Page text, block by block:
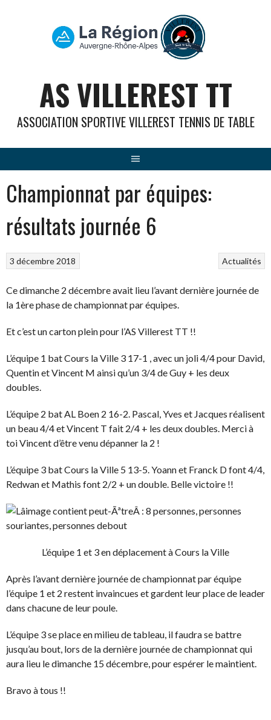
AS VILLEREST TT
ASSOCIATION SPORTIVE VILLEREST TENNIS DE TABLE
Championnat par équipes:
résultats journée 6
Actualités
3 décembre 2018
Ce dimanche 2 décembre avait lieu l’avant dernière journée de
la 1ère phase de championnat par équipes.
Et c’est un carton plein pour l’AS Villerest TT !!
L’équipe 1 bat Cours la Ville 3 17-1 , avec un joli 4/4 pour David,
Quentin et Vincent M ainsi qu’un 3/4 de Guy + les deux
doubles.
L’équipe 2 bat AL Boen 2 16-2. Pascal, Yves et Jacques réalisent
un beau 4/4 et Vincent T fait 2/4 + les deux doubles. Merci à
toi Vincent d’être venu dépanner la 2 !
L’équipe 3 bat Cours la Ville 5 13-5. Yoann et Franck D font 4/4,
Redwan et Mathis font 2/2 + un double. Belle victoire !!
L’équipe 1 et 3 en déplacement à Cours la Ville
Après l’avant dernière journée de championnat par équipe
l’équipe 1 et 2 restent invaincues et gardent leur place de leader
dans chacune de leur poule.
L’équipe 3 se place en milieu de tableau, il faudra se battre
jusqu’au bout, lors de la dernière journée de championnat qui
aura lieu le dimanche 15 décembre, pour espérer le maintient.
Bravo à tous !!